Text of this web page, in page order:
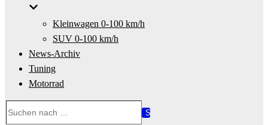
Kleinwagen 0-100 km/h
SUV 0-100 km/h
News-Archiv
Tuning
Motorrad
nach …